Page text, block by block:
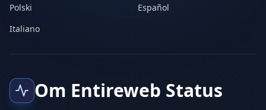
Polski
Español
Italiano
Om Entireweb Status